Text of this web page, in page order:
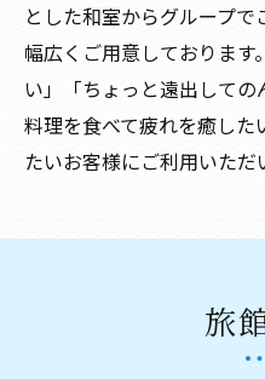
とした和室からグループ
幅広くご用意しておりま
い」「ちょっと遠出して
料理を食べて疲れを癒した
たいお客様にご利用いただ
旅